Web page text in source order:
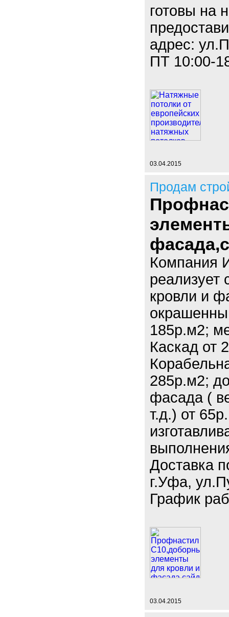
готовы на
адрес:
ПТ 10:00-
03.04.2015
Продам
Компания
реализует
кровли и
185р.м2;
Каскад от
285р.м2;
фасада (
т.д.) от
Доставка
г.Уфа,
График
03.04.2015